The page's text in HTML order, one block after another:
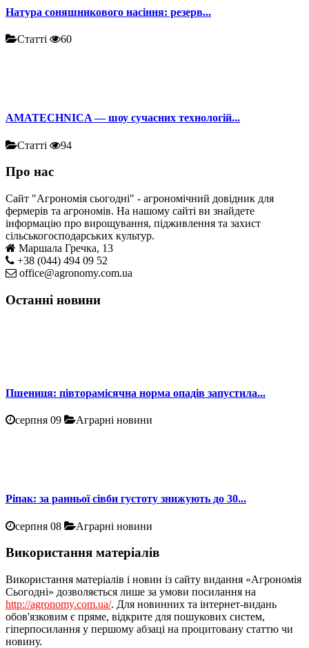
Натура соняшникового насіння: резерв...
Статті 60
AMATECHNICA — шоу сучасних технологій...
Статті 94
Про нас
Сайт "Агрономія сьогодні" - агрономічний довідник для
фермерів та агрономів. На нашому сайті ви знайдете
інформацію про вирощування, підживлення та захист
сільськогосподарських культур.
Маршала Гречка, 13
+38 (044) 494 09 52
office@agronomy.com.ua
Останні новини
Пшениця: півторамісячна норма опадів запустила...
серпня 09 Аграрні новини
Ріпак: за ранньої сівби густоту знижують до 30...
серпня 08 Аграрні новини
Використання матеріалів
Використання матеріалів і новин із сайту видання «Агрономія
Сьогодні» дозволяється лише за умови посилання на
http://agronomy.com.ua/. Для новинних та інтернет-видань
обов'язковим є пряме, відкрите для пошукових систем,
гіперпосилання у першому абзаці на процитовану статтю чи
новину.